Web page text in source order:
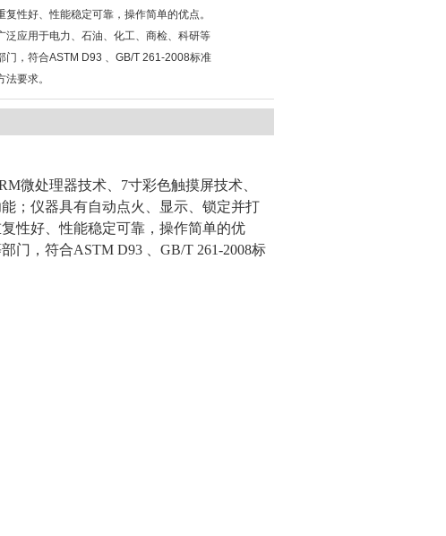
复性好、性能稳定可靠，操作简单的优点。
泛应用于电力、石油、化工、商检、科研等
门，符合ASTM D93 、GB/T 261-2008标准
法要求。
微处理器技术、7寸彩色触摸屏技术、
；仪器具有自动点火、显示、锁定并打
性好、性能稳定可靠，操作简单的优
门，符合ASTM D93 、GB/T 261-2008标